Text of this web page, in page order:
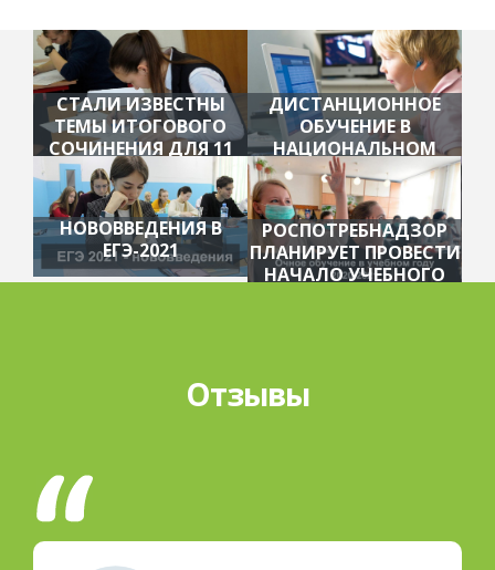
СТАЛИ ИЗВЕСТНЫ
ТЕМЫ ИТОГОВОГО
СОЧИНЕНИЯ ДЛЯ 11
КЛАССОВ
ДИСТАНЦИОННОЕ
ОБУЧЕНИЕ В
НАЦИОНАЛЬНОМ
ЦЕНТРЕ ОБРАЗОВАНИЯ
НОВОВВЕДЕНИЯ В
ЕГЭ-2021
РОСПОТРЕБНАДЗОР
ПЛАНИРУЕТ ПРОВЕСТИ
НАЧАЛО УЧЕБНОГО
Отзывы